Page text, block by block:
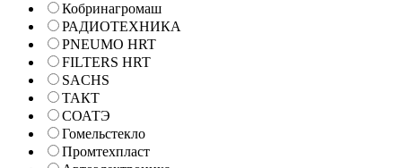
Кобринагромаш
РАДИОТЕХНИКА
PNEUMO HRT
FILTERS HRT
SACHS
ТАКТ
СОАТЭ
Гомельстекло
Промтехпласт